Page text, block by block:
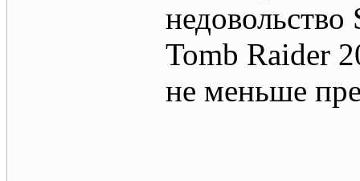
Tomb Raider
не меньше